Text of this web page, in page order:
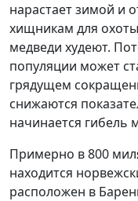
нарастает зимой и
хищникам для
медведи худеют.
популяции может
грядущем
снижаются
начинается гибель
Примерно в 800
находится
расположен в